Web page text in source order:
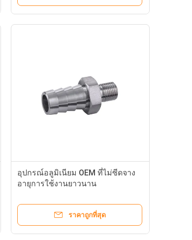
อุปกรณ์อลูมิเนียม OEM ที่ไม่ซีดจาง
อายุการใช้งานยาวนาน
ราคาถูกที่สุด